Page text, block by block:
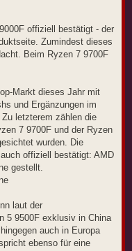
offiziell bestätigt - der
Zumindest dieses
Beim Ryzen 7 9700F
Markt dieses Jahr mit
und Ergänzungen im
letzterem zählen die
7 9700F und der Ryzen
wurden. Die
offiziell bestätigt: AMD
gestellt.
laut der
5 9500F exklusiv in China
auch in Europa
ebenso für eine